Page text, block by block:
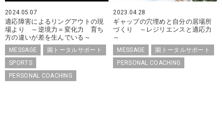
2024.05.07
適応障害によるリングアウトの現
場より ～逆境力＝変化力 育ち
方の違いが差を生んでいる～
MESSAGE
園トータルサポート
SPORTS
PERSONAL COACHING
2023.04.28
ギャップの穴埋めと自分の居場所
づくり ～レジリエンスと適応力
～
MESSAGE
園トータルサポート
PERSONAL COACHING